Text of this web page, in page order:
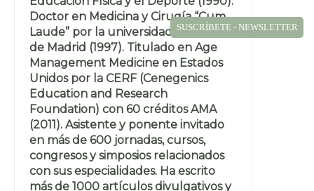
Doctor en Medicina y Cirugía “Cum
Laude” por la universidad Autónoma
de Madrid (1997). Titulado en Age
Management Medicine en Estados
Unidos por la CERF (Cenegenics
Education and Research
Foundation) con 60 créditos AMA
(2011). Asistente y ponente invitado
en más de 600 jornadas, cursos,
congresos y simposios relacionados
con sus especialidades. Ha escrito
más de 1000 artículos divulgativos y
SUSCRÍBETE - NEWSLETTER